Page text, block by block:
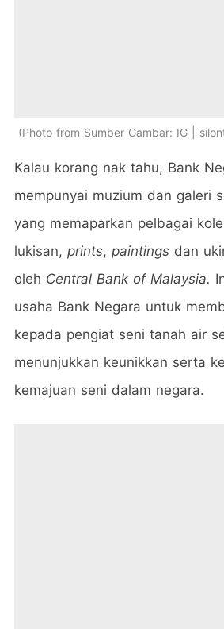
Photo from Sumber Gambar: IG |
Kalau korang nak tahu, Bank
mempunyai muzium dan galeri
yang memaparkan pelbagai
lukisan, prints, paintings dan
oleh Central Bank of Malaysia.
usaha Bank Negara untuk
kepada pengiat seni tanah air
menunjukkan keunikkan serta
kemajuan seni dalam negara.